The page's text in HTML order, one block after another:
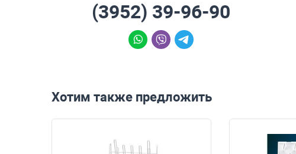
(3952) 39-96-90
Хотим также предложить